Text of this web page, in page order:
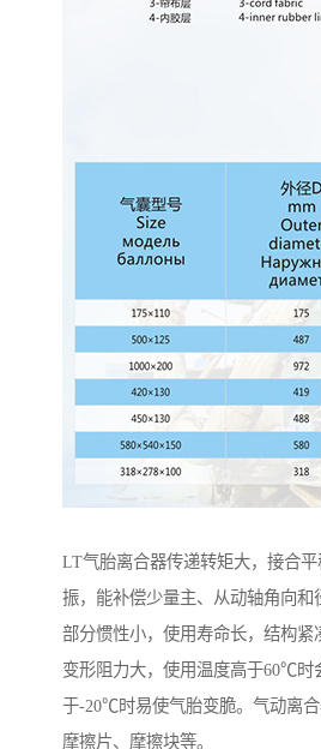
LT气胎离合器传递转矩大，接合
振，能补偿少量主、从动轴角向和
部分惯性小，使用寿命长，结构紧
变形阻力大，使用温度高于60℃时
于-20℃时易使气胎变脆。气动离
摩擦片、摩擦块等。